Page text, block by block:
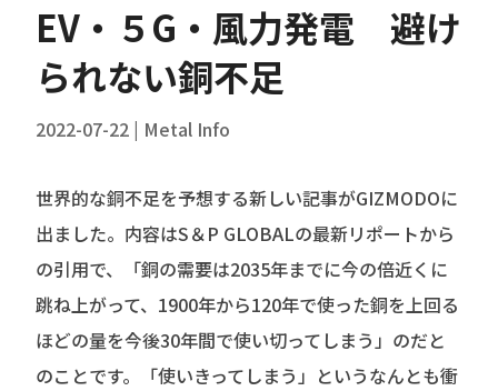
EV・５G・風力発電 避け
られない銅不足
2022-07-22 | Metal Info
世界的な銅不足を予想する新しい記事がGIZMODOに
出ました。内容はS＆P GLOBALの最新リポートから
の引用で、「銅の需要は2035年までに今の倍近くに
跳ね上がって、1900年から120年で使った銅を上回る
ほどの量を今後30年間で使い切ってしまう」のだと
のことです。「使いきってしまう」というなんとも衝